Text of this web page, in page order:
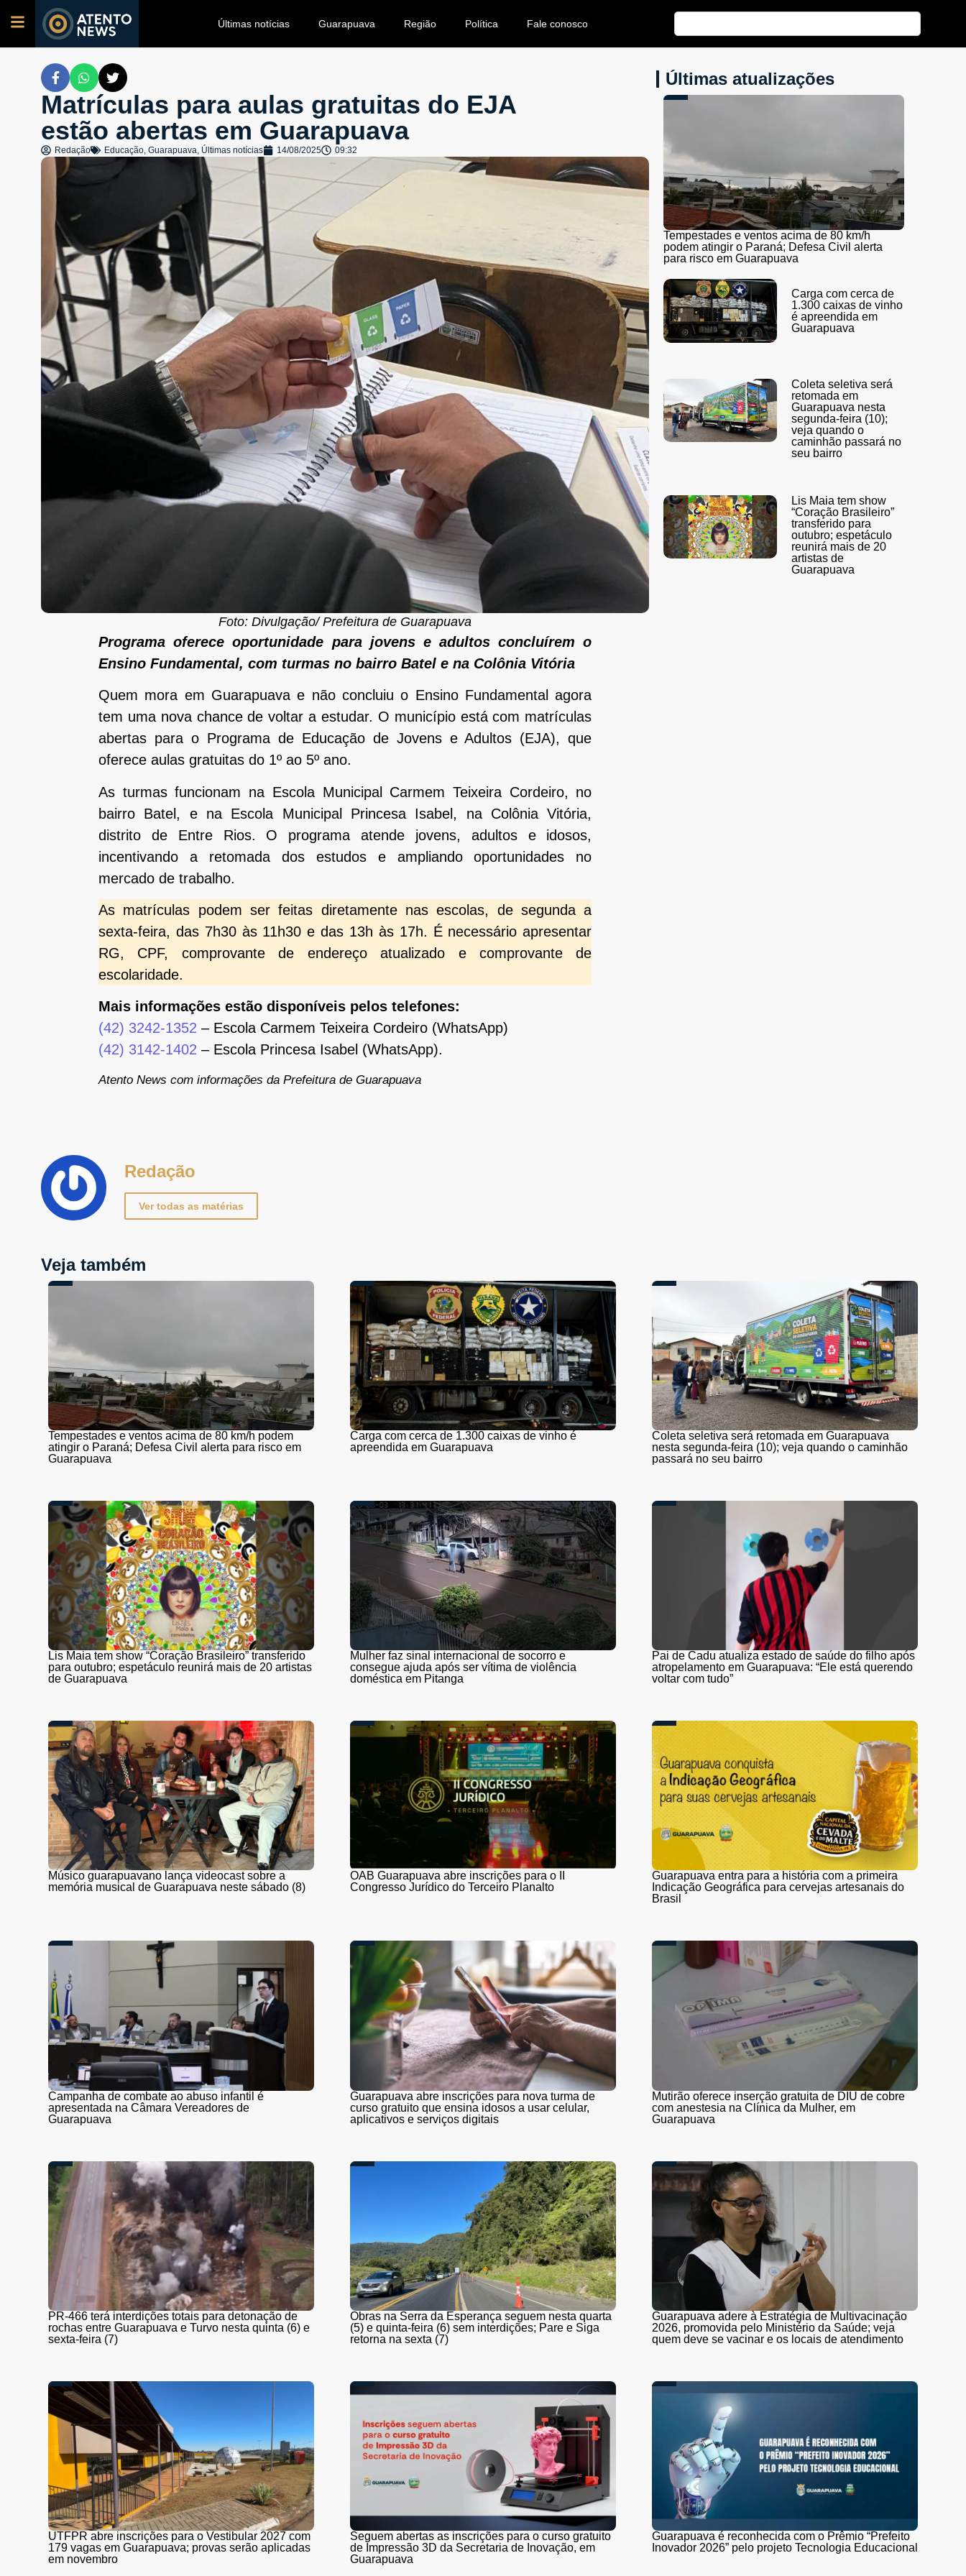
Últimas notícias Guarapuava Região Política Fale conosco
Matrículas para aulas gratuitas do EJA
estão abertas em Guarapuava
Redação Educação, Guarapuava, Últimas notícias 14/08/2025 09:32
Foto: Divulgação/ Prefeitura de Guarapuava
Programa oferece oportunidade para jovens e adultos concluírem o
Ensino Fundamental, com turmas no bairro Batel e na Colônia Vitória
Quem mora em Guarapuava e não concluiu o Ensino Fundamental agora
tem uma nova chance de voltar a estudar. O município está com matrículas
abertas para o Programa de Educação de Jovens e Adultos (EJA), que
oferece aulas gratuitas do 1º ao 5º ano.
As turmas funcionam na Escola Municipal Carmem Teixeira Cordeiro, no
bairro Batel, e na Escola Municipal Princesa Isabel, na Colônia Vitória,
distrito de Entre Rios. O programa atende jovens, adultos e idosos,
incentivando a retomada dos estudos e ampliando oportunidades no
mercado de trabalho.
As matrículas podem ser feitas diretamente nas escolas, de segunda a
sexta-feira, das 7h30 às 11h30 e das 13h às 17h. É necessário apresentar
RG, CPF, comprovante de endereço atualizado e comprovante de
escolaridade.
Mais informações estão disponíveis pelos telefones:
(42) 3242-1352 – Escola Carmem Teixeira Cordeiro (WhatsApp)
(42) 3142-1402 – Escola Princesa Isabel (WhatsApp).
Atento News com informações da Prefeitura de Guarapuava
Últimas atualizações
Tempestades e ventos acima de 80 km/h
podem atingir o Paraná; Defesa Civil alerta
para risco em Guarapuava
Carga com cerca de
1.300 caixas de vinho
é apreendida em
Guarapuava
Coleta seletiva será
retomada em
Guarapuava nesta
segunda-feira (10);
veja quando o
caminhão passará no
seu bairro
Lis Maia tem show
“Coração Brasileiro”
transferido para
outubro; espetáculo
reunirá mais de 20
artistas de
Guarapuava
Redação
Ver todas as matérias
Veja também
Tempestades e ventos acima de 80 km/h podem
atingir o Paraná; Defesa Civil alerta para risco em
Guarapuava
Carga com cerca de 1.300 caixas de vinho é
apreendida em Guarapuava
Coleta seletiva será retomada em Guarapuava
nesta segunda-feira (10); veja quando o caminhão
passará no seu bairro
Lis Maia tem show “Coração Brasileiro” transferido
para outubro; espetáculo reunirá mais de 20 artistas
de Guarapuava
Mulher faz sinal internacional de socorro e
consegue ajuda após ser vítima de violência
doméstica em Pitanga
Pai de Cadu atualiza estado de saúde do filho após
atropelamento em Guarapuava: “Ele está querendo
voltar com tudo”
Músico guarapuavano lança videocast sobre a
memória musical de Guarapuava neste sábado (8)
OAB Guarapuava abre inscrições para o II
Congresso Jurídico do Terceiro Planalto
Guarapuava entra para a história com a primeira
Indicação Geográfica para cervejas artesanais do
Brasil
Campanha de combate ao abuso infantil é
apresentada na Câmara Vereadores de
Guarapuava
Guarapuava abre inscrições para nova turma de
curso gratuito que ensina idosos a usar celular,
aplicativos e serviços digitais
Mutirão oferece inserção gratuita de DIU de cobre
com anestesia na Clínica da Mulher, em
Guarapuava
PR-466 terá interdições totais para detonação de
rochas entre Guarapuava e Turvo nesta quinta (6) e
sexta-feira (7)
Obras na Serra da Esperança seguem nesta quarta
(5) e quinta-feira (6) sem interdições; Pare e Siga
retorna na sexta (7)
Guarapuava adere à Estratégia de Multivacinação
2026, promovida pelo Ministério da Saúde; veja
quem deve se vacinar e os locais de atendimento
UTFPR abre inscrições para o Vestibular 2027 com
179 vagas em Guarapuava; provas serão aplicadas
em novembro
Seguem abertas as inscrições para o curso gratuito
de Impressão 3D da Secretaria de Inovação, em
Guarapuava
Guarapuava é reconhecida com o Prêmio “Prefeito
Inovador 2026” pelo projeto Tecnologia Educacional